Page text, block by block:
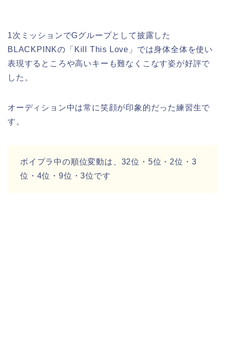
1次ミッションでGグループとして披露した
BLACKPINKの「Kill This Love」では身体全体を使い
表現するところや高いキーも難なくこなす姿が好評で
した。
オーディション中は常に笑顔が印象的だった練習生で
す。
ボイプラ中の順位変動は、32位・5位・2位・3
位・4位・9位・3位です